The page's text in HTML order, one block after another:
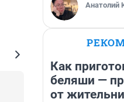
Анатолий
Как
беляши —
от